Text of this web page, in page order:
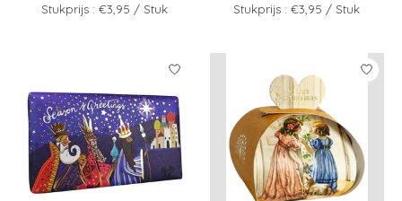
Stukprijs : €3,95 / Stuk Stukprijs : €3,95 / Stuk